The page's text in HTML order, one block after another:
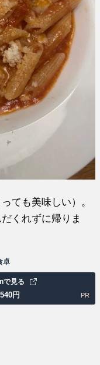
ても美味しい）。
くれずに帰りま
卓
円
で見る
PR